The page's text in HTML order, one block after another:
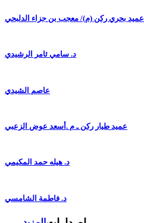
عميد بحري ركن (م)/ معجب بن جزاء الدلبحي
د. سامي ثامر الرشيدي
عاصم الشيدي
عميد طيار ركن ـ م .أسعد عوض الزعبي
د. هيله حمد المكيمي
د. فاطمة الشامسي